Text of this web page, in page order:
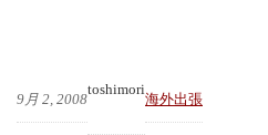
9月 2, 2008
toshimori
海外出張